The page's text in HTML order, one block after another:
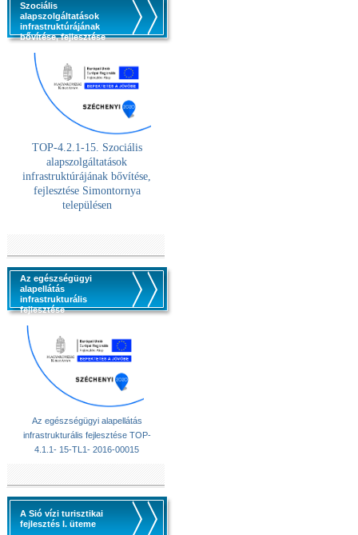
Szociális
alapszolgáltatások
infrastruktúrájának
bővítése, fejlesztése
TOP-4.2.1-15. Szociális
alapszolgáltatások
infrastruktúrájának bővítése,
fejlesztése Simontornya
településen
Az egészségügyi
alapellátás
infrastrukturális
fejlesztése
Az egészségügyi alapellátás
infrastrukturális fejlesztése TOP-
4.1.1- 15-TL1- 2016-00015
A Sió vízi turisztikai
fejlesztés I. üteme